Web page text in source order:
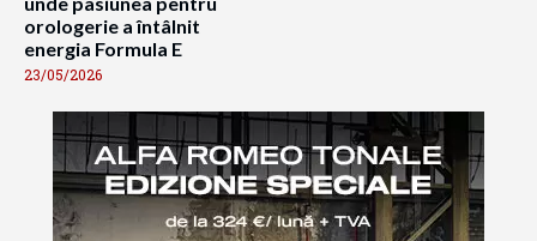
orologerie a întâlnit
energia Formula E
23/05/2026